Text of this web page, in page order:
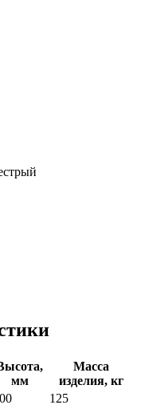
мм
Масса
изделия, кг
125